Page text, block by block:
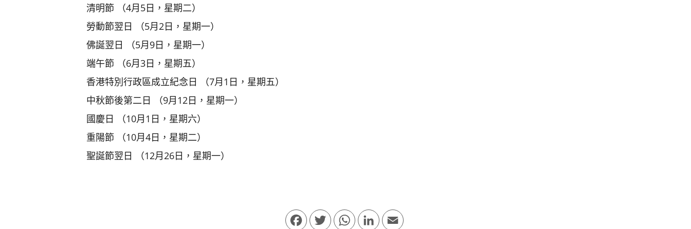
清明節 （4月5日，星期二）
勞動節翌日 （5月2日，星期一）
佛誕翌日 （5月9日，星期一）
端午節 （6月3日，星期五）
香港特別行政區成立紀念日 （7月1日，星期五）
中秋節後第二日 （9月12日，星期一）
國慶日 （10月1日，星期六）
重陽節 （10月4日，星期二）
聖誕節翌日 （12月26日，星期一）
FacebookTwitterWhatsApp
LinkedInEmail